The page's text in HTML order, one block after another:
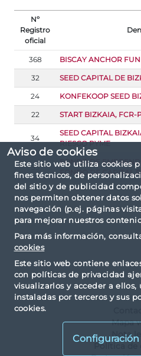
Aviso de cookies
Este sitio web utiliza cookies
fines técnicos, de
del sitio y de publicidad
nos permiten obtener datos
navegación (p.ej. páginas
para mejorar nuestros
Para más información,
cookies
Este sitio web contiene
con políticas de privacidad
visualizarlos y acceder a
instaladas por terceros y sus
cookies.
Nº
Registro
oficial
368 BISCAY ANCHOR
32 SEED CAPITAL DE
24 KONFEKOOP SEED
22 START BIZKAIA, FCR-
34
SEED CAPITAL
RIESGO PYME
35
FONDO DE
FONDO DE CAPITAL
Mapa
Nota
Política de